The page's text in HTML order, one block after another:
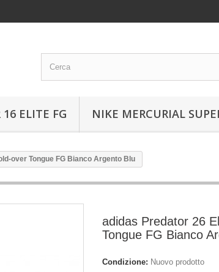
ELITE FG NIKE MERCURIAL
over Tongue FG Bianco Argento Blu
adidas Predator 26
Tongue FG Bianco
Condizione: Nuovo prodotto